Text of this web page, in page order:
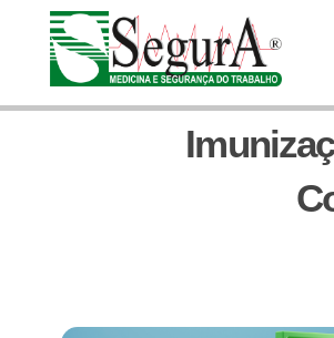
Segura Medicina Ocupacional